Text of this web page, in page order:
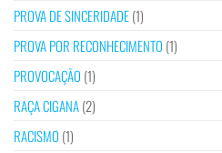
PROVA DE SINCERIDADE(1)
PROVA POR RECONHECIMENTO (1)
PROVOCAÇÃO (1)
RAÇA CIGANA(2)
RACISMO (1)